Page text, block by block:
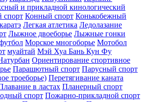
и прикладной кинологический
спорт Конный спорт Конькобежный
Легкая атлетика Ледолазание
Лыжное двоеборье Лыжные гонки
Морское многоборье Мотобол
муайтай Мэй Хуа Бань Кун Фу
Ориентирование cпортивное
Парашютный спорт Парусный спорт
троеборье) Перетягивание каната
в ластах Планерный спорт
спорт Пожарно-прикладной спорт